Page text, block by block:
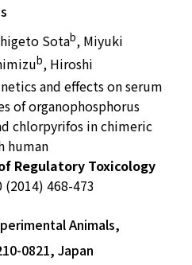
Sotab, Miyuki
b, Hiroshi
and effects on serum
of organophosphorus
chlorpyrifos in chimeric
human
Regulatory Toxicology
468-473
Animals,
0821, Japan